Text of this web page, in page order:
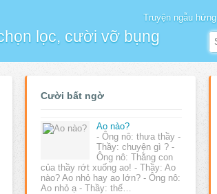
lọc, cười vỡ bụng
Truyện ngẫu hứng
Cười bất ngờ
Ao nào?
- Ông nô: thưa thầy -
Thầy: chuyện gì ? -
Ông nô: Thằng con
của thầy rớt xuống ao! - Thầy: Ao
nào? Ao nhỏ hay ao lớn? - Ông nô:
Ao nhỏ ạ - Thầy: thế…